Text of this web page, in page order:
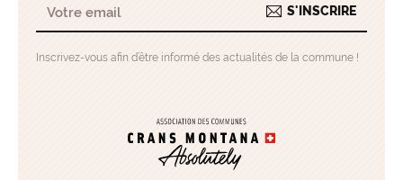
S'INSCRIRE
Inscrivez-vous afin d’être informé des actualités de la commune !